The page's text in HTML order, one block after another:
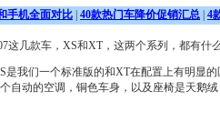
手机全面对比 40款热门车降价促销汇总 4
几款车，XS和XT，这两个系列，都有什
我们一个标准版的和XT在配置上有明显的
自动的空调，铜色车身，以及座椅是天鹅